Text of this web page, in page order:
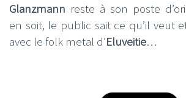
Glanzmann reste à son poste
en soit, le public sait ce qu’il veut
avec le folk metal d’Eluveitie…